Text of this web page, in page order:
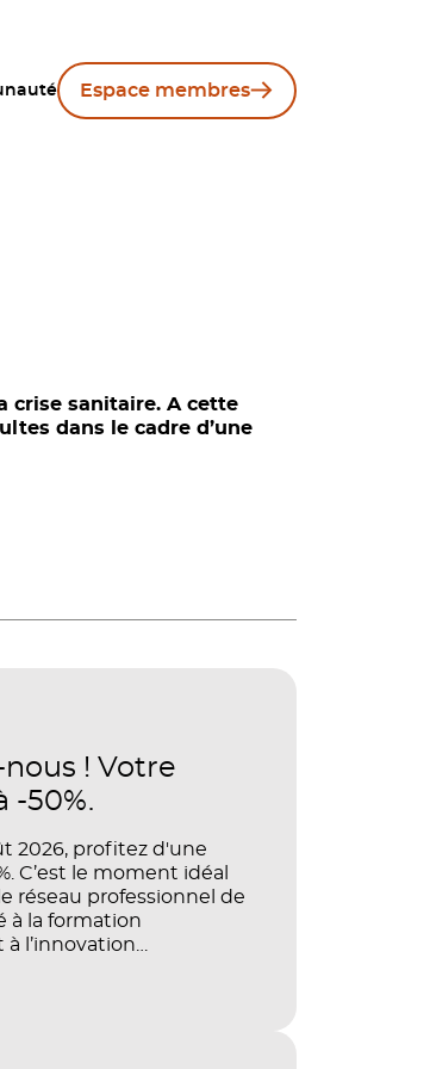
Espace membres
crise sanitaire. A cette
dans le cadre d’une
nous ! Votre
-50%.
2026, profitez d'une
C’est le moment idéal
réseau professionnel de
à la formation
l’innovation